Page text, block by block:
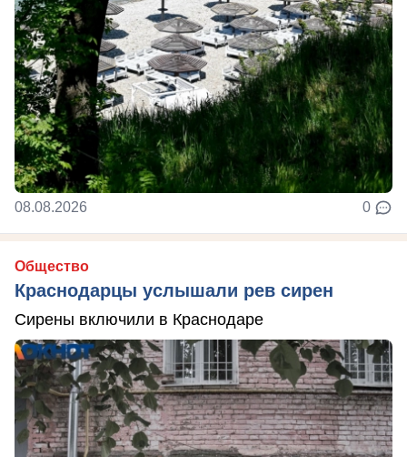
08.08.2026 0
Общество
Краснодарцы услышали рев сирен
Сирены включили в Краснодаре